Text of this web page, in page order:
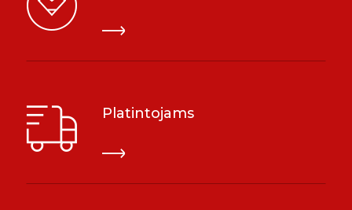
Platintojams